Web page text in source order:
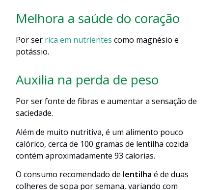
Melhora a saúde do coração
Por ser rica em nutrientes como magnésio e
potássio.
Auxilia na perda de peso
Por ser fonte de fibras e aumentar a sensação de
saciedade.
Além de muito nutritiva, é um alimento pouco
calórico, cerca de 100 gramas de lentilha cozida
contém aproximadamente 93 calorias.
O consumo recomendado de lentilha é de duas
colheres de sopa por semana, variando com